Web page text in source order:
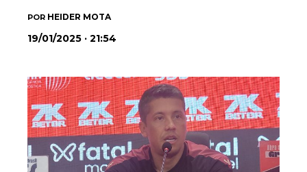
POR HEIDER MOTA
19/01/2025 · 21:54